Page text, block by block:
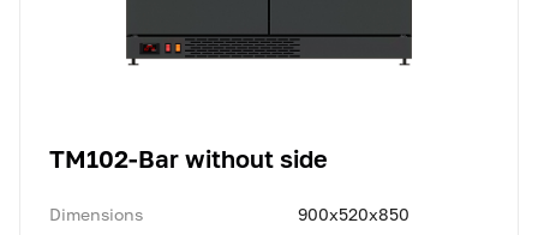
TM102-Bar without side
Dimensions 900x520x850